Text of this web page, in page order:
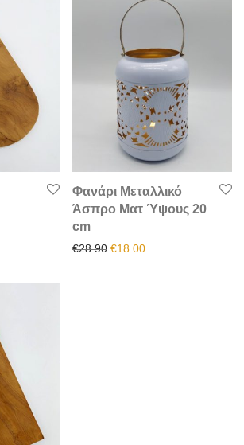
Φανάρι Mεταλλικό
Άσπρο Ματ Ύψους 20
cm
€28.90 Original price was: €28.90.
€18.00Η τρέχουσα τιμή